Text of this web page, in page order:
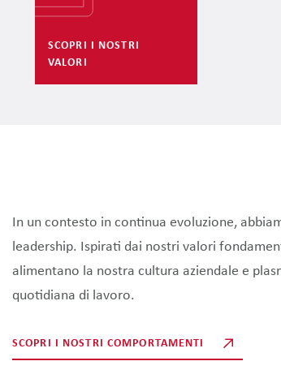
SCOPRI I NOSTRI
VALORI
In un contesto in continua evoluzione,
leadership. Ispirati dai nostri valori
alimentano la nostra cultura aziendale e
quotidiana di lavoro.
SCOPRI I NOSTRI COMPORTAMENTI